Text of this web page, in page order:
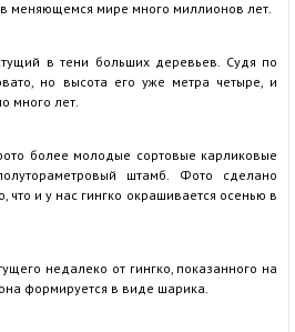
меняющемся мире много миллионов лет.
в тени больших деревьев. Судя по
но высота его уже метра четыре, и
много лет.
более молодые сортовые карликовые
штамб. Фото сделано
что и у нас гингко окрашивается осенью в
недалеко от гингко, показанного на
формируется в виде шарика.